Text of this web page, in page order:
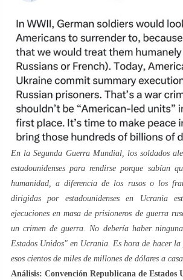
En la Segunda Guerra Mundial, los soldados
estadounidenses para rendirse porque sabían
humanidad, a diferencia de los rusos o los
dirigidas por estadounidenses en Ucrania
ejecuciones en masa de prisioneros de guerra
un crimen de guerra. No debería haber
Estados Unidos" en Ucrania. Es hora de hacer
esos cientos de miles de millones de dólares a casa
Análisis: Convención Republicana de Estados